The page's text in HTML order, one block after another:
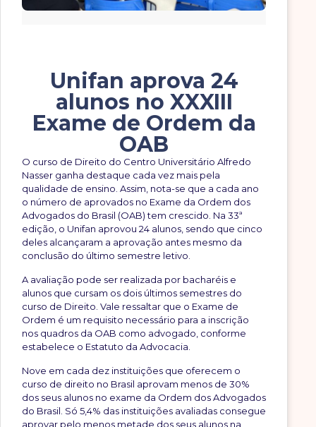
Unifan aprova 24
alunos no XXXIII
Exame de Ordem da
OAB
O curso de Direito do Centro Universitário Alfredo
Nasser ganha destaque cada vez mais pela
qualidade de ensino. Assim, nota-se que a cada ano
o número de aprovados no Exame da Ordem dos
Advogados do Brasil (OAB) tem crescido. Na 33ª
edição, o Unifan aprovou 24 alunos, sendo que cinco
deles alcançaram a aprovação antes mesmo da
conclusão do último semestre letivo.
A avaliação pode ser realizada por bacharéis e
alunos que cursam os dois últimos semestres do
curso de Direito. Vale ressaltar que o Exame de
Ordem é um requisito necessário para a inscrição
nos quadros da OAB como advogado, conforme
estabelece o Estatuto da Advocacia.
Nove em cada dez instituições que oferecem o
curso de direito no Brasil aprovam menos de 30%
dos seus alunos no exame da Ordem dos Advogados
do Brasil. Só 5,4% das instituições avaliadas consegue
aprovar pelo menos metade dos seus alunos na